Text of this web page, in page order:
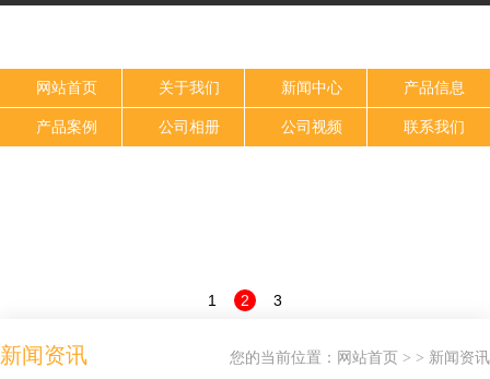
网站首页 关于我们 新闻中心 产品信息
产品案例 公司相册 公司视频 联系我们
1 2 3
新闻资讯 您的当前位置： 网站首页 > > 新闻资讯